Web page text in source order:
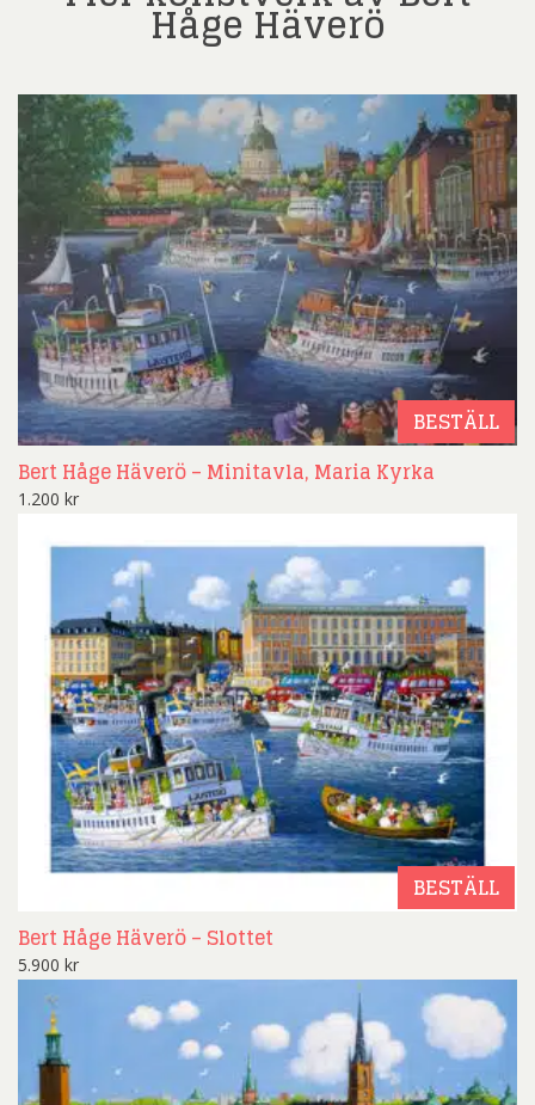
Håge Häverö
BESTÄLL
Bert Håge Häverö – Minitavla, Maria Kyrka
1.200 kr
BESTÄLL
Bert Håge Häverö – Slottet
5.900 kr